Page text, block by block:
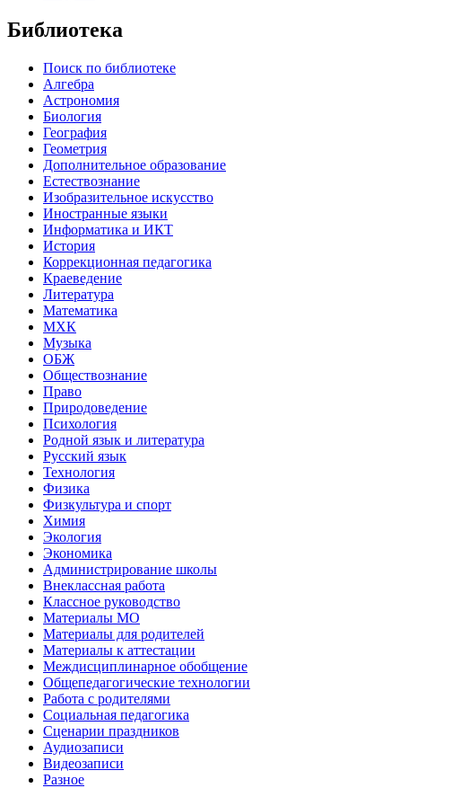
Библиотека
Поиск по библиотеке
Алгебра
Астрономия
Биология
География
Геометрия
Дополнительное образование
Естествознание
Изобразительное искусство
Иностранные языки
Информатика и ИКТ
История
Коррекционная педагогика
Краеведение
Литература
Математика
МХК
Музыка
ОБЖ
Обществознание
Право
Природоведение
Психология
Родной язык и литература
Русский язык
Технология
Физика
Физкультура и спорт
Химия
Экология
Экономика
Администрирование школы
Внеклассная работа
Классное руководство
Материалы МО
Материалы для родителей
Материалы к аттестации
Междисциплинарное обобщение
Общепедагогические технологии
Работа с родителями
Социальная педагогика
Сценарии праздников
Аудиозаписи
Видеозаписи
Разное